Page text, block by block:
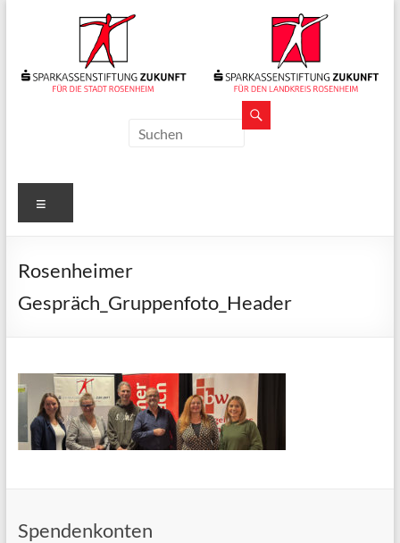
Sparkassenstiftungen
Für
Stadt
und
Rosenheim
Rosenheimer
Gespräch_Gruppenfoto_Header
Spendenkonten